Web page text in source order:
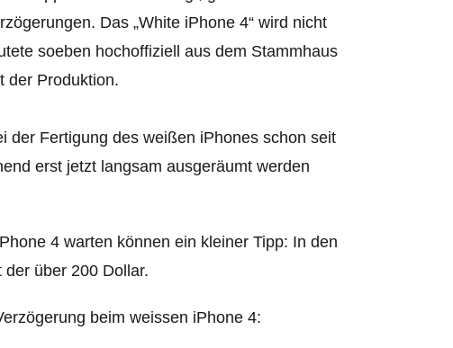
Das „White iPhone 4“ wird nicht
soeben hochoffiziell aus dem Stammhaus
der Produktion.
der Fertigung des weißen iPhones schon seit
erst jetzt langsam ausgeräumt werden
4 warten können ein kleiner Tipp: In den
über 200 Dollar.
beim weissen iPhone 4: